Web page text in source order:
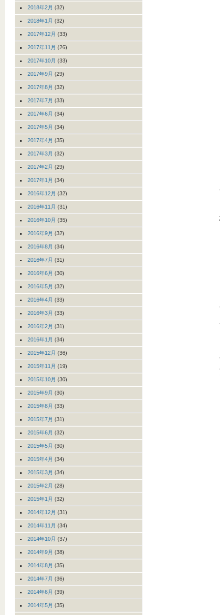
2018年2月 (32)
2018年1月 (32)
2017年12月 (33)
2017年11月 (26)
2017年10月 (33)
2017年9月 (29)
2017年8月 (32)
2017年7月 (33)
2017年6月 (34)
2017年5月 (34)
2017年4月 (35)
2017年3月 (32)
2017年2月 (29)
2017年1月 (34)
2016年12月 (32)
2016年11月 (31)
2016年10月 (35)
2016年9月 (32)
2016年8月 (34)
2016年7月 (31)
2016年6月 (30)
2016年5月 (32)
2016年4月 (33)
2016年3月 (33)
2016年2月 (31)
2016年1月 (34)
2015年12月 (36)
2015年11月 (19)
2015年10月 (30)
2015年9月 (30)
2015年8月 (33)
2015年7月 (31)
2015年6月 (32)
2015年5月 (30)
2015年4月 (34)
2015年3月 (34)
2015年2月 (28)
2015年1月 (32)
2014年12月 (31)
2014年11月 (34)
2014年10月 (37)
2014年9月 (38)
2014年8月 (35)
2014年7月 (36)
2014年6月 (39)
2014年5月 (35)